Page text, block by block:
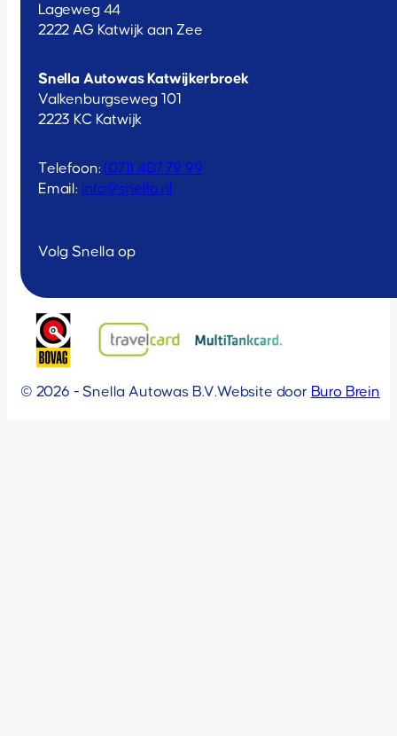
Lageweg 44
2222 AG Katwijk aan Zee
Snella Autowas Katwijkerbroek
Valkenburgseweg 101
2223 KC Katwijk
Telefoon:(071) 407 79 99
Email: info@snella.nl
Volg Snella op
© 2026 - Snella Autowas B.V.Website door Buro Brein